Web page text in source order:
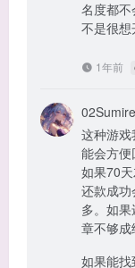
名度都
不是很
1年前
02Sumire
这种游
能会方便
如果70
还款成
多。如
章不够成
如果能